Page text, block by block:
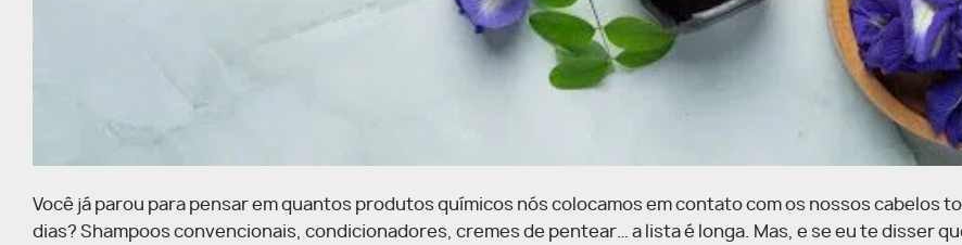
Você já parou para pensar em quantos produtos químicos nós colocamos em contato com os nossos cabelos
dias? Shampoos convencionais, condicionadores, cremes de pentear… a lista é longa. Mas, e se eu te disser